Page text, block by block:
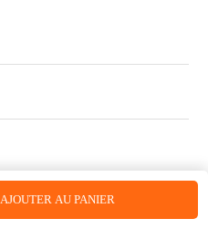
AJOUTER AU PANIER